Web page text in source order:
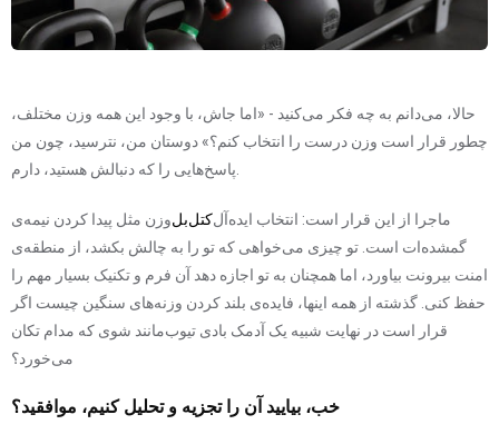
حالا، می‌دانم به چه فکر می‌کنید - «اما جاش، با وجود این همه وزن مختلف،
چطور قرار است وزن درست را انتخاب کنم؟» دوستان من، نترسید، چون من
ماجرا از این قرار است: انتخاب ایده‌آلکتل‌بلوزن مثل پیدا کردن نیمه‌ی
گمشده‌ات است. تو چیزی می‌خواهی که تو را به چالش بکشد، از منطقه‌ی
امنت بیرونت بیاورد، اما همچنان به تو اجازه دهد آن فرم و تکنیک بسیار مهم را
حفظ کنی. گذشته از همه اینها، فایده‌ی بلند کردن وزنه‌های سنگین چیست اگر
قرار است در نهایت شبیه یک آدمک بادی تیوب‌مانند شوی که مدام تکان
می‌خورد؟
خب، بیایید آن را تجزیه و تحلیل کنیم، موافقید؟